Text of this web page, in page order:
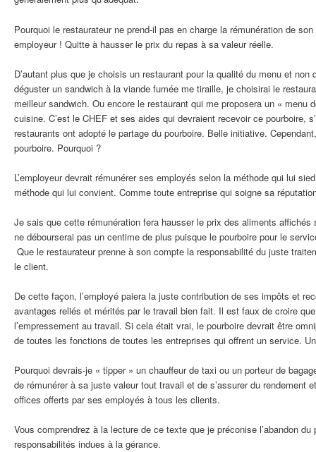
Pourquoi le restaurateur ne prend-il pas en charge la rémunération de
employeur ! Quitte à hausser le prix du repas à sa valeur réelle.
D’autant plus que je choisis un restaurant pour la qualité du menu et non
déguster un sandwich à la viande fumée me tiraille, je choisirai le
meilleur sandwich. Ou encore le restaurant qui me proposera un « menu
cuisine. C’est le CHEF et ses aides qui devraient recevoir ce pourboire,
restaurants ont adopté le partage du pourboire. Belle initiative.
pourboire. Pourquoi ?
L’employeur devrait rémunérer ses employés selon la méthode qui lui
méthode qui lui convient. Comme toute entreprise qui soigne sa
Je sais que cette rémunération fera hausser le prix des aliments
ne débourserai pas un centime de plus puisque le pourboire pour le
Que le restaurateur prenne à son compte la responsabilité du juste
le client.
De cette façon, l’employé paiera la juste contribution de ses impôts et
avantages reliés et mérités par le travail bien fait. Il est faux de croire
l’empressement au travail. Si cela était vrai, le pourboire devrait être
de toutes les fonctions de toutes les entreprises qui offrent un service.
Pourquoi devrais-je « tipper » un chauffeur de taxi ou un porteur de
de rémunérer à sa juste valeur tout travail et de s’assurer du rendement
offices offerts par ses employés à tous les clients.
Vous comprendrez à la lecture de ce texte que je préconise l’abandon
responsabilités indues à la gérance.